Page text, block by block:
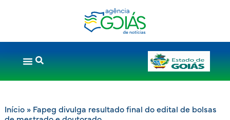
Início» Fapeg divulga resultado final do edital de bolsas